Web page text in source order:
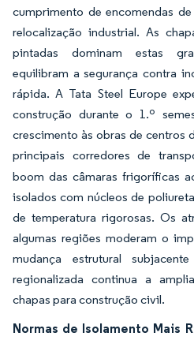
cumprimento de encomendas
relocalização industrial. As
pintadas dominam estas
equilibram a segurança contra
rápida. A Tata Steel Europe
construção durante o 1.º
crescimento às obras de centros
principais corredores de
boom das câmaras frigoríficas
isolados com núcleos de
de temperatura rigorosas. Os
algumas regiões moderam o
mudança estrutural
regionalizada continua a
chapas para construção civil.
Normas de Isolamento Mais